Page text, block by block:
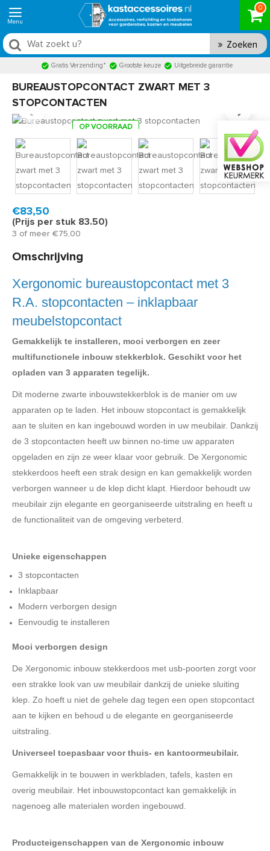
0
Zoeken
Gratis Verzending* Grootste keuze Uitgebreide garantie
BUREAUSTOPCONTACT ZWART MET 3
STOPCONTACTEN
OP VOORRAAD
Snel in huis, 1 á 2 werkdagen
€83,50
(Prijs per stuk 83.50)
3 of meer €75,00
Omschrijving
Xergonomic bureaustopcontact met 3
R.A. stopcontacten – inklapbaar
meubelstopcontact
Gemakkelijk te installeren, mooi verborgen en zeer
multifunctionele inbouw stekkerblok. Geschikt voor het
opladen van 3 apparaten tegelijk.
Dit moderne zwarte inbouwstekkerblok is de manier om uw
apparaten op te laden. Het inbouw stopcontact is gemakkelijk
aan te sluiten en kan ingebouwd worden in uw meubilair. Dankzij
de 3 stopcontacten heeft uw binnen no-time uw apparaten
opgeladen en zijn ze weer klaar voor gebruik. De Xergonomic
stekkerdoos heeft een strak design en kan gemakkelijk worden
verborgen wanneer u de klep dicht klapt. Hierdoor behoudt uw
meubilair zijn elegante en georganiseerde uitstraling en heeft u
de functionaliteit van de omgeving verbeterd.
Unieke eigenschappen
3 stopcontacten
Inklapbaar
Modern verborgen design
Eenvoudig te installeren
Mooi verborgen design
De Xergonomic inbouw stekkerdoos met usb-poorten zorgt voor
een strakke look van uw meubilair dankzij de unieke sluiting
klep. Zo hoeft u niet de gehele dag tegen een open stopcontact
aan te kijken en behoud u de elegante en georganiseerde
uitstraling.
Universeel toepasbaar voor thuis- en kantoormeubilair.
Gemakkelijk in te bouwen in werkbladen, tafels, kasten en
overig meubilair. Het inbouwstopcontact kan gemakkelijk in
nagenoeg alle materialen worden ingebouwd.
Producteigenschappen van de Xergonomic inbouw